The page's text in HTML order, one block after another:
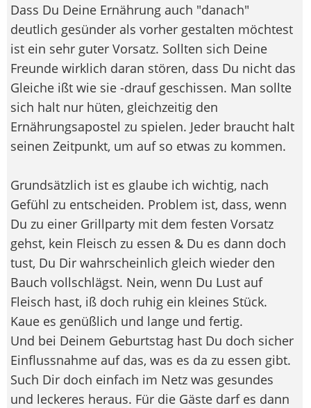
Dass Du Deine Ernährung auch "danach"
deutlich gesünder als vorher gestalten möchtest
ist ein sehr guter Vorsatz. Sollten sich Deine
Freunde wirklich daran stören, dass Du nicht das
Gleiche ißt wie sie -drauf geschissen. Man sollte
sich halt nur hüten, gleichzeitig den
Ernährungsapostel zu spielen. Jeder braucht halt
seinen Zeitpunkt, um auf so etwas zu kommen.
Grundsätzlich ist es glaube ich wichtig, nach
Gefühl zu entscheiden. Problem ist, dass, wenn
Du zu einer Grillparty mit dem festen Vorsatz
gehst, kein Fleisch zu essen & Du es dann doch
tust, Du Dir wahrscheinlich gleich wieder den
Bauch vollschlägst. Nein, wenn Du Lust auf
Fleisch hast, iß doch ruhig ein kleines Stück.
Kaue es genüßlich und lange und fertig.
Und bei Deinem Geburtstag hast Du doch sicher
Einflussnahme auf das, was es da zu essen gibt.
Such Dir doch einfach im Netz was gesundes
und leckeres heraus. Für die Gäste darf es dann